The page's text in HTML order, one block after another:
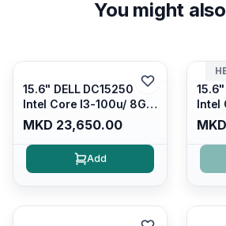
You might
15.6" DELL DC15250
Intel Core I3-100u/ 8GB
DDR4/ 512GB SSD M.2/
Iris Xe Graphics/ 120Hz
Anti-glare LED Display/
Backlit Kb/ Platinum
MKD 23,650.00
Add
15.6"
Intel
M.2/